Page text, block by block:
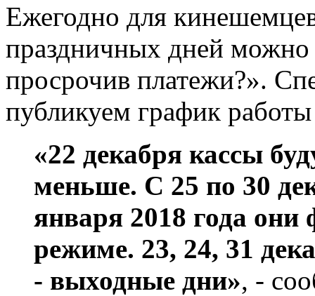
Ежегодно для
праздничных дней можно
просрочив платежи?».
публикуем график
«22 декабря кассы
меньше. С 25 по 30
января 2018 года
режиме. 23, 24, 31
- выходные дни», -